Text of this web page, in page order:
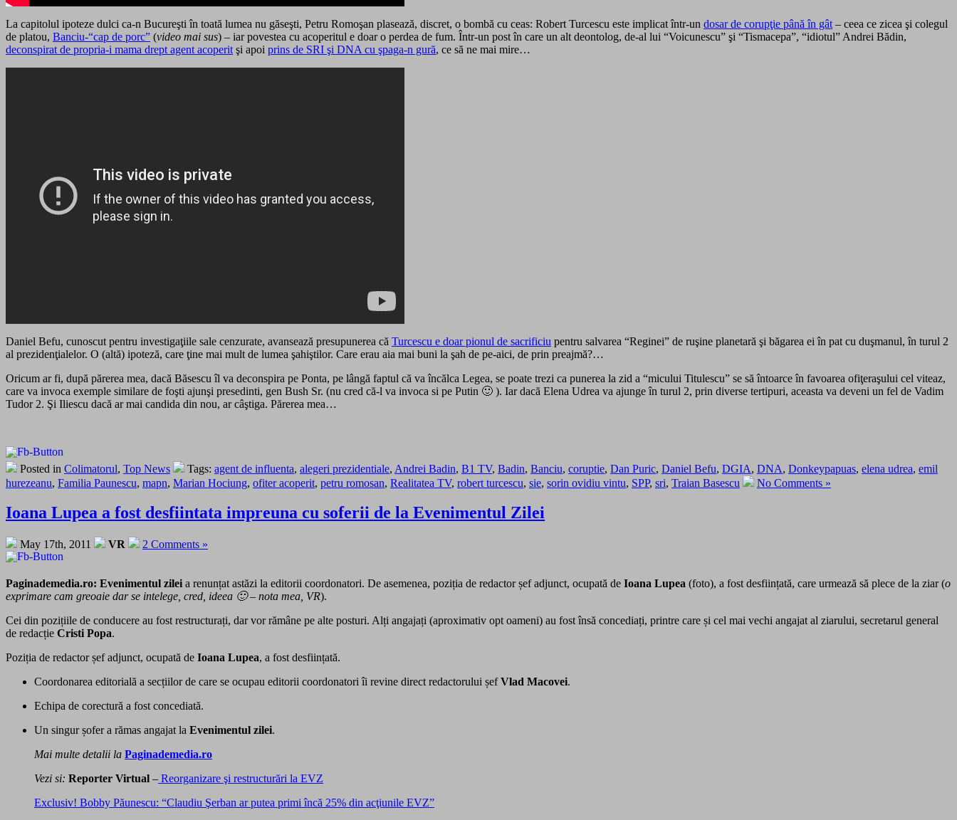
La capitolul ipoteze dulci ca-n Bucureşti în toată lumea nu găseşti, Petru Romoşan plasează, discret, o bombă cu ceas: Robert Turcescu este implicat într-un dosar de corupţie până în gât – ceea ce zicea şi colegul
de platou, Banciu-“cap de porc” (video mai sus) – iar povestea cu acoperitul e doar o perdea de fum. Într-un post în care un alt deontolog, de-al lui “Voicunescu” şi “Tismacepa”, “idiotul” Andrei Bădin,
deconspirat de propria-i mama drept agent acoperit şi apoi prins de SRI şi DNA cu şpaga-n gură, ce să ne mai mire…
Daniel Befu, cunoscut pentru investigaţiile sale cenzurate, avansează presupunerea că Turcescu e doar pionul de sacrificiu pentru salvarea “Reginei” de ruşine planetară şi băgarea ei în pat cu duşmanul, în turul 2
al prezidenţialelor. O (altă) ipoteză, care ţine mai mult de lumea şahiştilor. Care erau aia mai buni la şah de pe-aici, de prin preajmă?…
Oricum ar fi, după părerea mea, dacă Băsescu îl va deconspira pe Ponta, pe lângă faptul că va încălca Legea, se poate trezi ca punerea la zid a “micului Titulescu” se să întoarce în favoarea ofiţeraşului cel viteaz,
care va invoca exemple similare de foşti ajunşi presedinti, gen Bush Sr. (nu cred că-l va invoca si pe Putin 🙂 ). Iar dacă Elena Udrea va ajunge în turul 2, prin diverse tertipuri, aceasta va deveni un fel de Vadim
Tudor 2. Şi Iliescu dacă ar mai candida din nou, ar câştiga. Părerea mea…
Posted in Colimatorul, Top News Tags: agent de influenta, alegeri prezidentiale, Andrei Badin, B1 TV, Badin, Banciu, coruptie, Dan Puric, Daniel Befu, DGIA, DNA, Donkeypapuas, elena udrea, emil
hurezeanu, Familia Paunescu, mapn, Marian Hociung, ofiter acoperit, petru romosan, Realitatea TV, robert turcescu, sie, sorin ovidiu vintu, SPP, sri, Traian Basescu No Comments »
Ioana Lupea a fost desfiintata impreuna cu soferii de la Evenimentul Zilei
May 17th, 2011 VR 2 Comments »
Paginademedia.ro: Evenimentul zilei a renunțat astăzi la editorii coordonatori. De asemenea, poziția de redactor șef adjunct, ocupată de Ioana Lupea (foto), a fost desființată, care urmează să plece de la ziar (o
exprimare cam greoaie dar se intelege, cred, ideea 🙂– nota mea, VR).
Cei din pozițiile de conducere au fost restructurați, dar vor rămâne pe alte posturi. Alți angajați (aproximativ opt oameni) au fost însă concediați, printre care și cel mai vechi angajat al ziarului, secretarul general
de redacție Cristi Popa.
Poziția de redactor șef adjunct, ocupată de Ioana Lupea, a fost desființată.
Coordonarea editorială a secțiilor de care se ocupau editorii coordonatori îi revine direct redactorului șefVlad Macovei.
Echipa de corectură a fost concediată.
Un singur șofer a rămas angajat la Evenimentul zilei.
Mai multe detalii la Paginademedia.ro
Vezi si: Reporter Virtual – Reorganizare şi restructurări la EVZ
Exclusiv! Bobby Păunescu: “Claudiu Şerban ar putea primi încă 25% din acţiunile EVZ”